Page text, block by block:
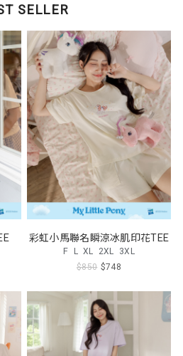
SELLER
彩虹小馬聯名瞬涼冰肌印花TEE
F L XL 2XL 3XL
$850 $748